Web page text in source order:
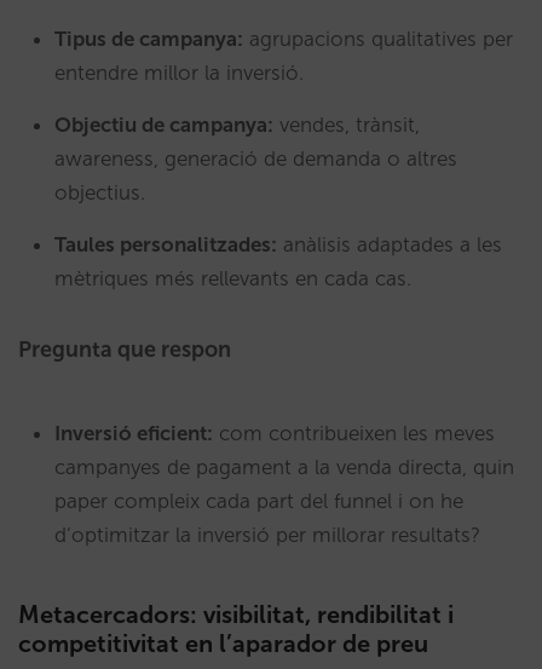
Tipus de campanya: agrupacions qualitatives per
entendre millor la inversió.
Objectiu de campanya: vendes, trànsit,
awareness, generació de demanda o altres
objectius.
Taules personalitzades: anàlisis adaptades a les
mètriques més rellevants en cada cas.
Pregunta que respon
Inversió eficient: com contribueixen les meves
campanyes de pagament a la venda directa, quin
paper compleix cada part del funnel i on he
d’optimitzar la inversió per millorar resultats?
Metacercadors: visibilitat, rendibilitat i
competitivitat en l’aparador de preu